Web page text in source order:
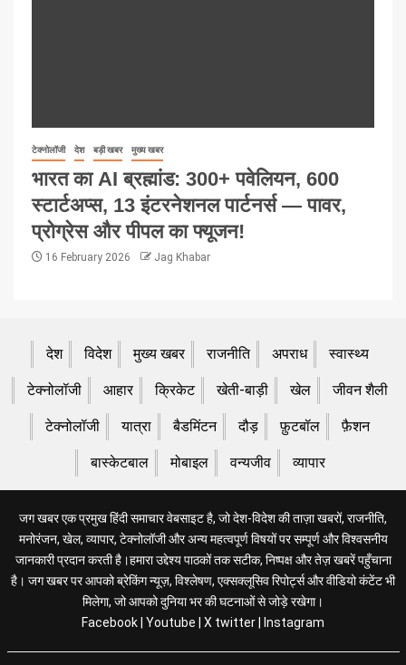
टेक्नोलॉजी देश बड़ी खबर मुख्य खबर
भारत का AI ब्रह्मांड: 300+ पवेलियन, 600
स्टार्टअप्स, 13 इंटरनेशनल पार्टनर्स — पावर,
प्रोग्रेस और पीपल का फ्यूजन!
16 February 2026 Jag Khabar
देश विदेश मुख्य खबर राजनीति अपराध स्वास्थ्य
टेक्नोलॉजी आहार क्रिकेट खेती-बाड़ी खेल जीवन शैली
टेक्नोलॉजी यात्रा बैडमिंटन दौड़ फ़ुटबॉल फ़ैशन
बास्केटबाल मोबाइल वन्यजीव व्यापार
जग खबर एक प्रमुख हिंदी समाचार वेबसाइट है, जो देश-विदेश की ताज़ा खबरों, राजनीति,
मनोरंजन, खेल, व्यापार, टेक्नोलॉजी और अन्य महत्वपूर्ण विषयों पर सम्पूर्ण और विश्वसनीय
जानकारी प्रदान करती है।हमारा उद्देश्य पाठकों तक सटीक, निष्पक्ष और तेज़ खबरें पहुँचाना
है। जग खबर पर आपको ब्रेकिंग न्यूज़, विश्लेषण, एक्सक्लूसिव रिपोर्ट्स और वीडियो कंटेंट भी
मिलेगा, जो आपको दुनिया भर की घटनाओं से जोड़े रखेगा।
Facebook Youtube X twitter Instagram